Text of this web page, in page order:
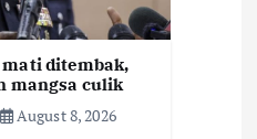
ditembak,
mangsa culik
August 8, 2026